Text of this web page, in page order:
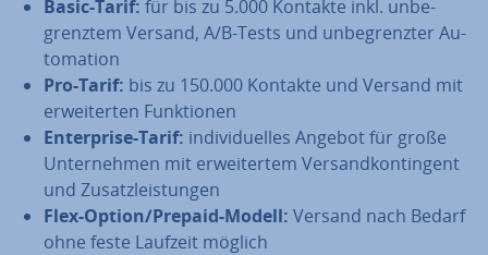
Basic-Tarif: für bis zu 5.000 Kontakte inkl. un­be­
grenz­tem Versand, A/B-Tests und un­be­grenz­ter Au­
to­ma­ti­on
Pro-Tarif: bis zu 150.000 Kontakte und Versand mit
er­wei­ter­ten Funk­tio­nen
En­ter­pri­se-Tarif: in­di­vi­du­el­les Angebot für große
Un­ter­neh­men mit er­wei­ter­tem Ver­sand­kon­tin­gent
und Zu­satz­leis­tun­gen
Flex-Option/Prepaid-Modell: Versand nach Bedarf
ohne feste Laufzeit möglich